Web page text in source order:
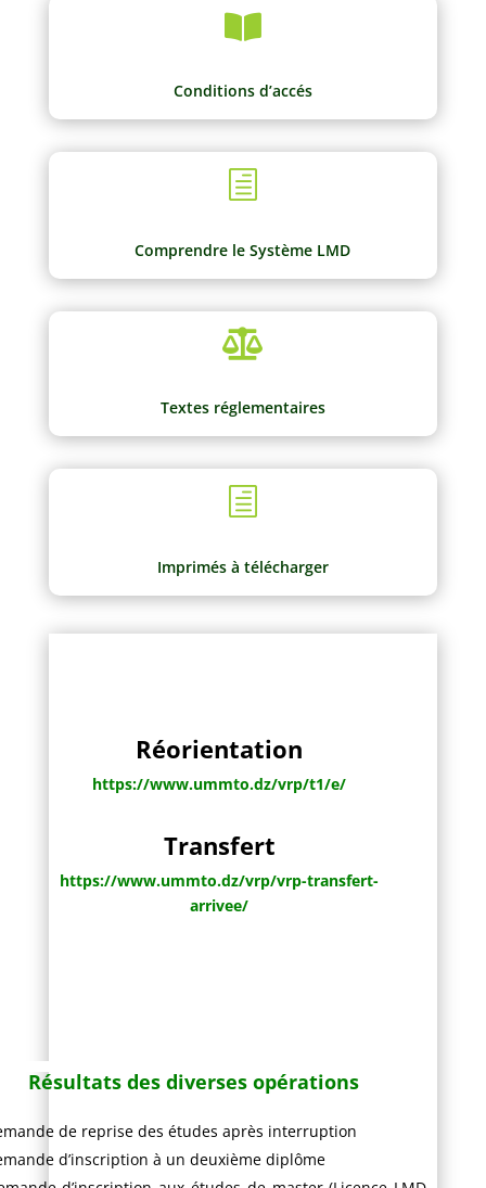

Conditions d’accés
h
Comprendre le Système LMD

Textes réglementaires
h
Imprimés à télécharger
Réorientation
https://www.ummto.dz/vrp/t1/e/
Transfert
https://www.ummto.dz/vrp/vrp-transfert-
arrivee/
Résultats des diverses opérations
de reprise des études après interruption
d’inscription à un deuxième diplôme